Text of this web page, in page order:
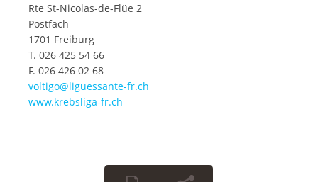
Rte St-Nicolas-de-Flüe 2
Postfach
1701 Freiburg
T. 026 425 54 66
F. 026 426 02 68
voltigo@liguessante-fr.ch
www.krebsliga-fr.ch